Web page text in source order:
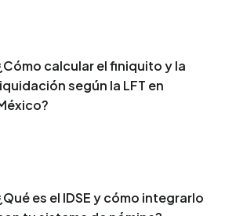
calcular el finiquito y la
según la LFT en
es el IDSE y cómo integrarlo